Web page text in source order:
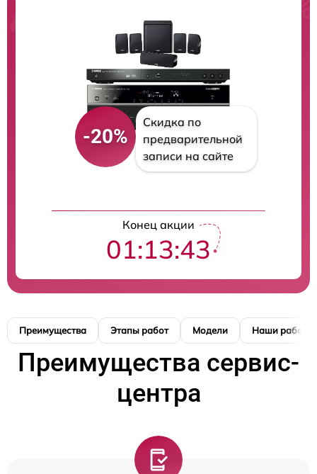
-20%
Скидка по
предварительной
записи на сайте
Конец акции
01:13:43
Преимущества Этапы работ Модели Наши работы
Преимущества сервис-
центра